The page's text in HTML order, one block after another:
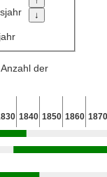
der
1840 1850 1860 1870